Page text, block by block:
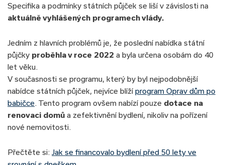
Specifika a podmínky státních půjček se liší v závislosti na
aktuálně vyhlášených programech vlády.
Jedním z hlavních problémů je, že poslední nabídka státní
půjčky proběhla v roce 2022 a byla určena osobám do 40
let věku.
V současnosti se programu, který by byl nejpodobnější
nabídce státních půjček, nejvíce blíží program Oprav dům po
babičce. Tento program ovšem nabízí pouze dotace na
renovaci domů a zefektivnění bydlení, nikoliv na pořízení
nové nemovitosti.
Přečtěte si: Jak se financovalo bydlení před 50 lety ve